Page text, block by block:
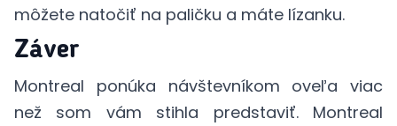
môžete natočiť na paličku a máte lízanku.
Záver
Montreal ponúka návštevníkom oveľa viac
než som vám stihla predstaviť. Montreal